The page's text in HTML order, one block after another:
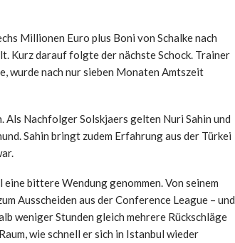
Millionen Euro plus Boni von Schalke nach
Kurz darauf folgte der nächste Schock. Trainer
wurde nach nur sieben Monaten Amtszeit
Nachfolger Solskjaers gelten Nuri Sahin und
Sahin bringt zudem Erfahrung aus der Türkei
bittere Wendung genommen. Von seinem
Ausscheiden aus der Conference League – und
weniger Stunden gleich mehrere Rückschläge
wie schnell er sich in Istanbul wieder